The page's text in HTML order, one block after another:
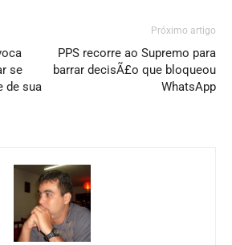
se
de sua
Próximo artigo
PPS recorre ao Supremo para
barrar decisÃ£o que bloqueou
WhatsApp